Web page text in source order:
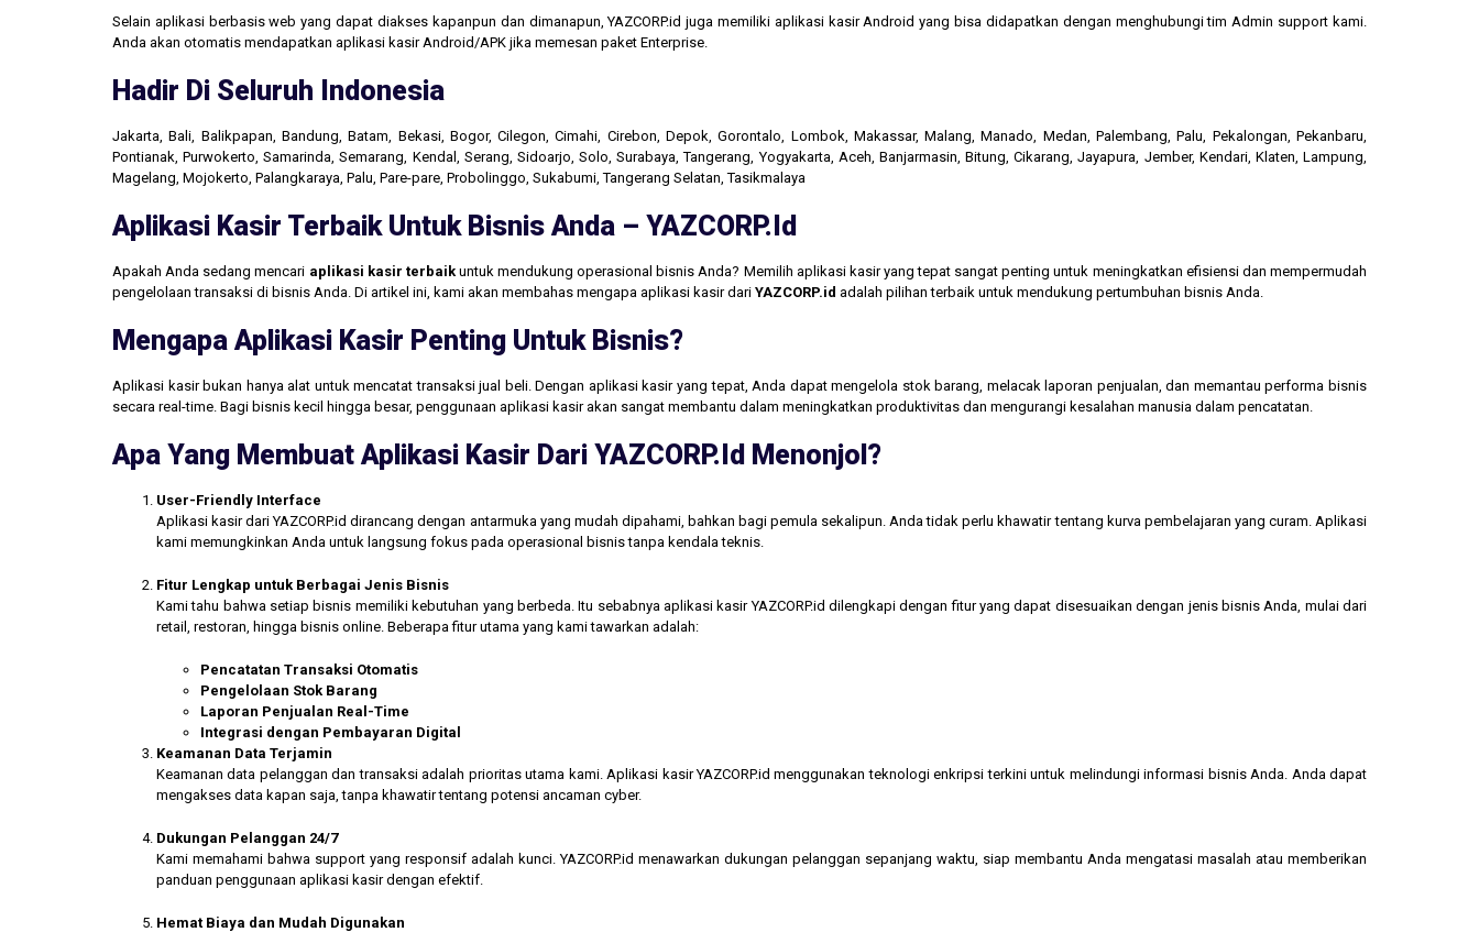
Selain aplikasi berbasis web yang dapat diakses kapanpun dan dimanapun, YAZCORP.id juga memiliki aplikasi kasir Android yang bisa didapatkan dengan menghubungi tim Admin support kami.
Anda akan otomatis mendapatkan aplikasi kasir Android/APK jika memesan paket Enterprise.
Hadir Di Seluruh Indonesia
Jakarta, Bali, Balikpapan, Bandung, Batam, Bekasi, Bogor, Cilegon, Cimahi, Cirebon, Depok, Gorontalo, Lombok, Makassar, Malang, Manado, Medan, Palembang, Palu, Pekalongan, Pekanbaru,
Pontianak, Purwokerto, Samarinda, Semarang, Kendal, Serang, Sidoarjo, Solo, Surabaya, Tangerang, Yogyakarta, Aceh, Banjarmasin, Bitung, Cikarang, Jayapura, Jember, Kendari, Klaten, Lampung,
Magelang, Mojokerto, Palangkaraya, Palu, Pare-pare, Probolinggo, Sukabumi, Tangerang Selatan, Tasikmalaya
Aplikasi Kasir Terbaik Untuk Bisnis Anda – YAZCORP.id
Apakah Anda sedang mencari aplikasi kasir terbaikuntuk mendukung operasional bisnis Anda? Memilih aplikasi kasir yang tepat sangat penting untuk meningkatkan efisiensi dan mempermudah
pengelolaan transaksi di bisnis Anda. Di artikel ini, kami akan membahas mengapa aplikasi kasir dari YAZCORP.id adalah pilihan terbaik untuk mendukung pertumbuhan bisnis Anda.
Mengapa Aplikasi Kasir Penting Untuk Bisnis?
Aplikasi kasir bukan hanya alat untuk mencatat transaksi jual beli. Dengan aplikasi kasir yang tepat, Anda dapat mengelola stok barang, melacak laporan penjualan, dan memantau performa bisnis
secara real-time. Bagi bisnis kecil hingga besar, penggunaan aplikasi kasir akan sangat membantu dalam meningkatkan produktivitas dan mengurangi kesalahan manusia dalam pencatatan.
Apa Yang Membuat Aplikasi Kasir Dari YAZCORP.id Menonjol?
User-Friendly Interface
Aplikasi kasir dari YAZCORP.id dirancang dengan antarmuka yang mudah dipahami, bahkan bagi pemula sekalipun. Anda tidak perlu khawatir tentang kurva pembelajaran yang curam. Aplikasi
kami memungkinkan Anda untuk langsung fokus pada operasional bisnis tanpa kendala teknis.
Fitur Lengkap untuk Berbagai Jenis Bisnis
Kami tahu bahwa setiap bisnis memiliki kebutuhan yang berbeda. Itu sebabnya aplikasi kasir YAZCORP.id dilengkapi dengan fitur yang dapat disesuaikan dengan jenis bisnis Anda, mulai dari
retail, restoran, hingga bisnis online. Beberapa fitur utama yang kami tawarkan adalah:
Pencatatan Transaksi Otomatis
Pengelolaan Stok Barang
Laporan Penjualan Real-Time
Integrasi dengan Pembayaran Digital
Keamanan Data Terjamin
Keamanan data pelanggan dan transaksi adalah prioritas utama kami. Aplikasi kasir YAZCORP.id menggunakan teknologi enkripsi terkini untuk melindungi informasi bisnis Anda. Anda dapat
mengakses data kapan saja, tanpa khawatir tentang potensi ancaman cyber.
Dukungan Pelanggan 24/7
Kami memahami bahwa support yang responsif adalah kunci. YAZCORP.id menawarkan dukungan pelanggan sepanjang waktu, siap membantu Anda mengatasi masalah atau memberikan
panduan penggunaan aplikasi kasir dengan efektif.
Hemat Biaya dan Mudah Digunakan